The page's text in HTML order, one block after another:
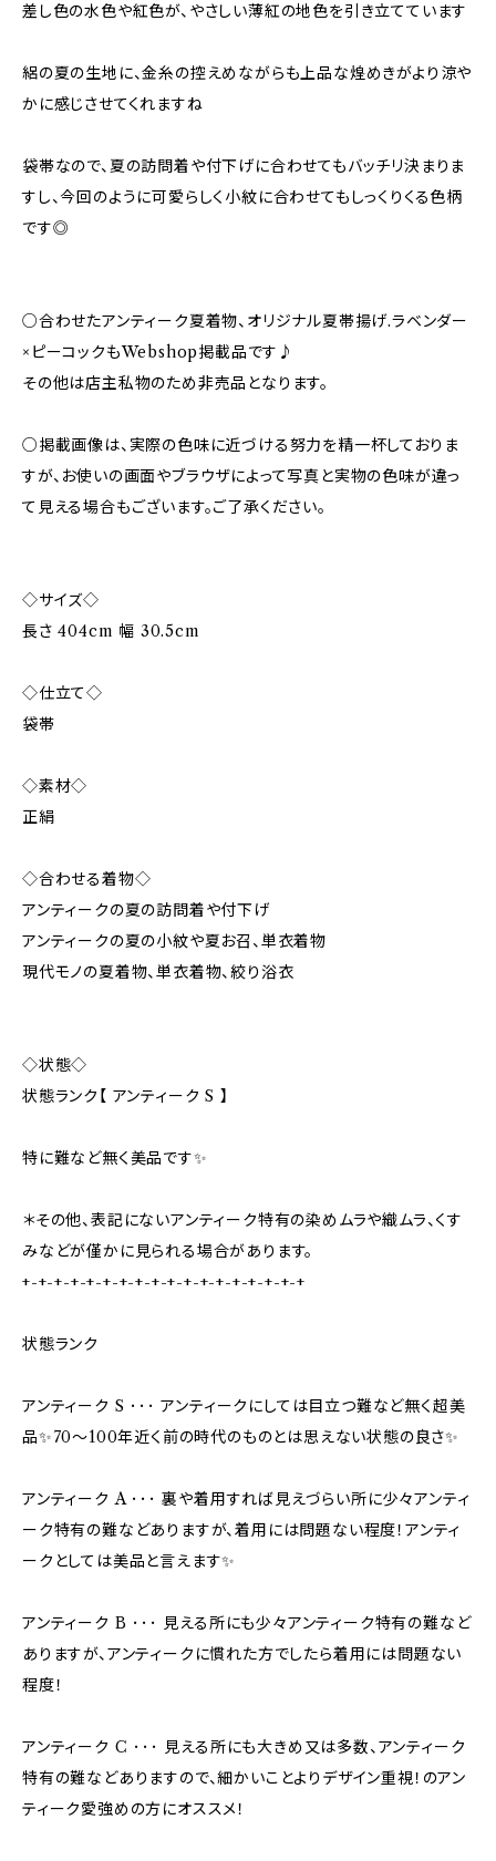
差し色の水色や紅色が、やさしい薄紅の地色を引き立てています
絽の夏の生地に、金糸の控えめながらも上品な煌めきがより涼や
かに感じさせてくれますね
袋帯なので、夏の訪問着や付下げに合わせてもバッチリ決まりま
すし、今回のように可愛らしく小紋に合わせてもしっくりくる色柄
です◎
○合わせたアンティーク夏着物、オリジナル夏帯揚げ.ラベンダー
×ピーコックもWebshop掲載品です♪
その他は店主私物のため非売品となります。
○掲載画像は、実際の色味に近づける努力を精一杯しておりま
すが、お使いの画面やブラウザによって写真と実物の色味が違っ
て見える場合もございます。ご了承ください。
◇サイズ◇
長さ 404cm 幅 30.5cm
◇仕立て◇
袋帯
◇素材◇
正絹
◇合わせる着物◇
アンティークの夏の訪問着や付下げ
アンティークの夏の小紋や夏お召、単衣着物
現代モノの夏着物、単衣着物、絞り浴衣
◇状態◇
状態ランク【 アンティーク S 】
特に難など無く美品です✨️
＊その他、表記にないアンティーク特有の染めムラや織ムラ、くす
みなどが僅かに見られる場合があります。
+-+-+-+-+-+-+-+-+-+-+-+-+-+-+-+-+-+
状態ランク
アンティーク S ･･･ アンティークにしては目立つ難など無く超美
品✨70〜100年近く前の時代のものとは思えない状態の良さ✨
アンティーク A ･･･ 裏や着用すれば見えづらい所に少々アンティ
ーク特有の難などありますが、着用には問題ない程度！アンティ
ークとしては美品と言えます✨
アンティーク B ･･･ 見える所にも少々アンティーク特有の難など
ありますが、アンティークに慣れた方でしたら着用には問題ない
程度！
アンティーク C ･･･ 見える所にも大きめ又は多数、アンティーク
特有の難などありますので、細かいことよりデザイン重視！のアン
ティーク愛強めの方にオススメ！